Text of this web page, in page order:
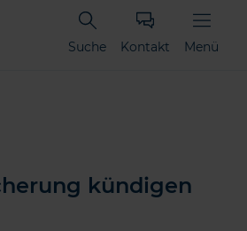
Suche Kontakt Menü
kündigen